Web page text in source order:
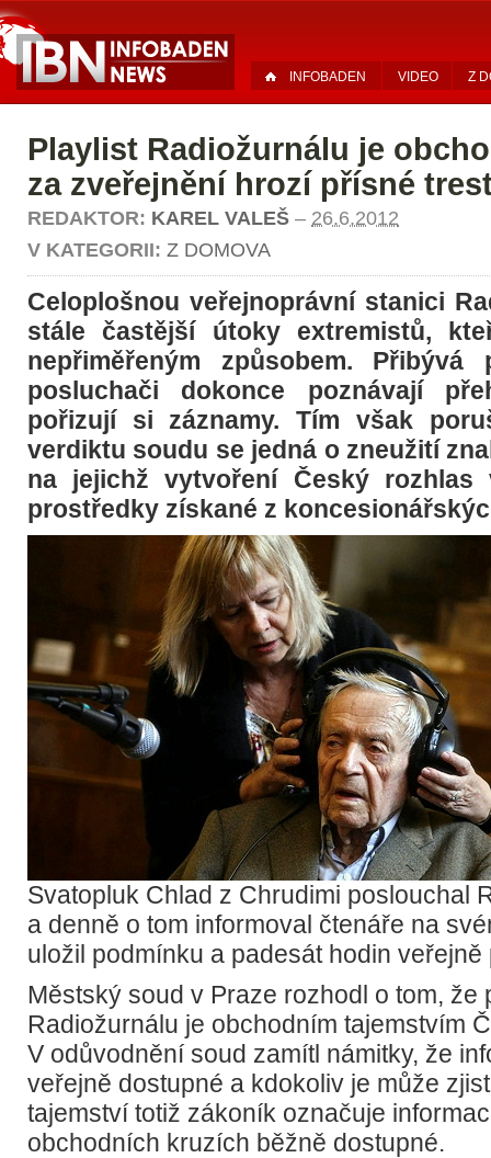
INFOBADEN VIDEO Z
Playlist Radiožurnálu je
za zveřejnění hrozí přísné
REDAKTOR: KAREL VALEŠ – 26.6.2012
V KATEGORII: Z DOMOVA
Celoplošnou veřejnoprávní stanici
stále častější útoky extremistů,
nepřiměřeným způsobem.
posluchači dokonce poznávají
pořizují si záznamy. Tím však
verdiktu soudu se jedná o zneužití
na jejichž vytvoření Český rozhlas
prostředky získané z
Svatopluk Chlad z Chrudimi poslouchal
a denně o tom informoval čtenáře na
uložil podmínku a padesát hodin
Městský soud v Praze rozhodl o tom, že
Radiožurnálu je obchodním tajemstvím
V odůvodnění soud zamítl námitky, že
veřejně dostupné a kdokoliv je může
tajemství totiž zákoník označuje
obchodních kruzích běžně dostupné.